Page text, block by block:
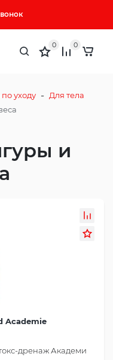
0 0
уходу - Для тела
и
Academie
дренаж Академи